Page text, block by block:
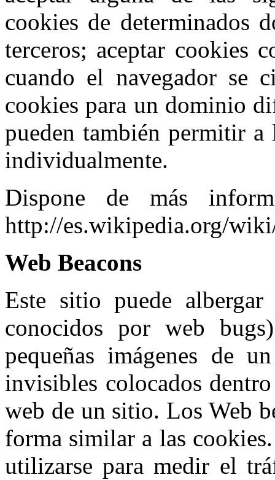
cookies de determinados
terceros; aceptar cookies
cuando el navegador se
cookies para un dominio
pueden también permitir
individualmente.
Dispone de más
http://es.wikipedia.org/
Web Beacons
Este sitio puede
conocidos por web
pequeñas imágenes de
invisibles colocados
web de un sitio. Los Web
forma similar a las
utilizarse para medir el